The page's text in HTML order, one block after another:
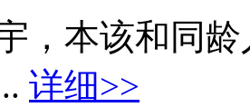
，本该和同
详细>>